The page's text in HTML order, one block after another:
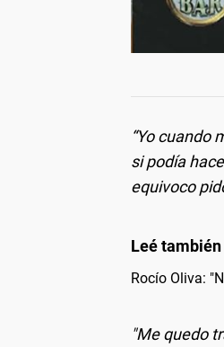
“Yo cuando
si podía
equivoco
Rocío Oliva:
"Me quedo